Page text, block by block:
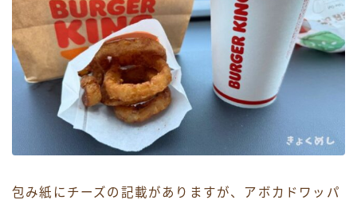
包み紙にチーズの記載がありますが、アボカドワッパ